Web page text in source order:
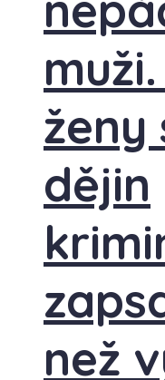
ženy
dějin
než